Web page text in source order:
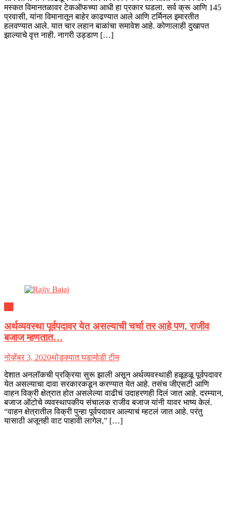
मस्कत विमानतळावर टेकऑफच्या आधी हा प्रकार घडला. सर्व क्रू आणि 145
प्रवासी, यांना विमानातून बाहेर काढण्यात आले आणि टर्मिनल इमारतीत
हलवण्यात आले. यात चार लहान बाळांचा समावेश आहे. कोणालाही दुखापत
झाल्याचे वृत्त नाही. नागरी उड्डाण […]
अर्थव्यवस्था पूर्वपदावर येत असल्याची चर्चा तर आहे पण, राजीव
बजाज म्हणतात…
नोव्हेंबर 3, 2020थोडक्यात घडामोडी टीम
देशात अनलॉकची प्रक्रिया सुरू झाली असून अर्थव्यवस्थाही हळूहळू पूर्वपदावर
येत असल्याचा दावा सरकारकडून करण्यात येत आहे. तसंच जीएसटी आणि
वाहन विक्री क्षेत्रात होत असलेल्या वाढीचं उदाहरणही दिलं जात आहे. दरम्यान,
बजाज ऑटोचे व्यवस्थापकीय संचालक राजीव बजाज यांनी यावर भाष्य केलं.
“वाहन क्षेत्रातील विक्री पुन्हा पूर्वपदावर आल्याचं म्हटलं जात आहे. परंतु
यासाठी अजूनही वाट पाहावी लागेल,” […]